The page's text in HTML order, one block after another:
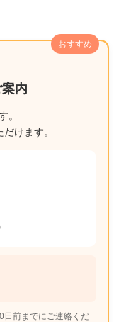
おすすめ
内
。
けます。
前までにご連絡くだ